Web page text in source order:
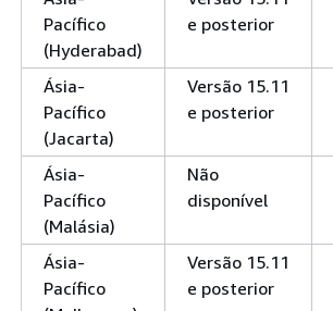
Pacífico
(Hyderabad)
e posterior
Ásia-
Pacífico
(Jacarta)
Versão 15.11
e posterior
Ásia-
Pacífico
(Malásia)
Não
disponível
Ásia-
Pacífico
Versão 15.11
e posterior